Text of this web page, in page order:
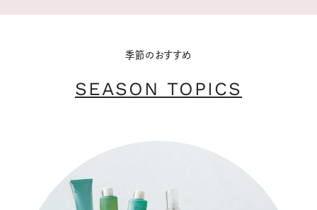
季節のおすすめ
SEASON TOPICS